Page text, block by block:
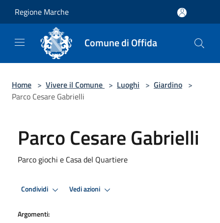
Regione Marche
Comune di Offida
Home > Vivere il Comune > Luoghi > Giardino >
Parco Cesare Gabrielli
Parco Cesare Gabrielli
Parco giochi e Casa del Quartiere
Condividi Vedi azioni
Argomenti: